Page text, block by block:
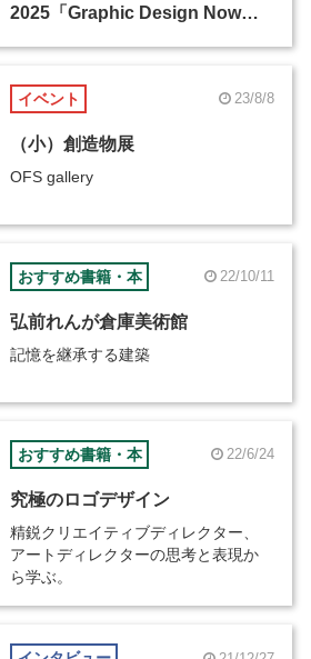
2025「Graphic Design Now」
イベント 23/8/8
（小）創造物展
OFS gallery
おすすめ書籍・本 22/10/11
弘前れんが倉庫美術館
記憶を継承する建築
おすすめ書籍・本 22/6/24
究極のロゴデザイン
精鋭クリエイティブディレクター、
アートディレクターの思考と表現か
ら学ぶ。